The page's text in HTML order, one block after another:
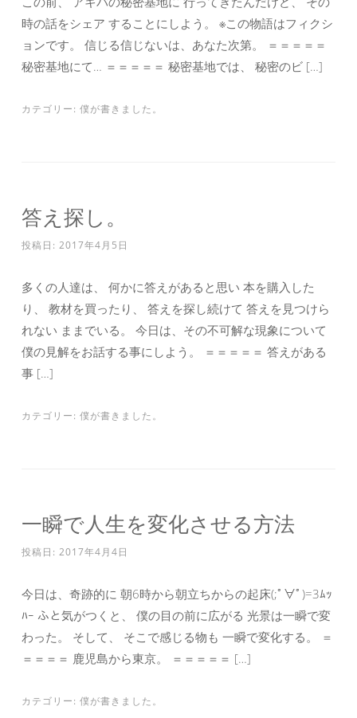
時の話をシェア することにしよう。 ※この物語はフィクシ
ョンです。 信じる信じないは、あなた次第。 ＝＝＝＝＝
秘密基地にて… ＝＝＝＝＝ 秘密基地では、 秘密のビ […]
カテゴリー: 僕が書きました。
答え探し。
投稿日: 2017年4月5日
多くの人達は、 何かに答えがあると思い 本を購入した
り、 教材を買ったり、 答えを探し続けて 答えを見つけら
れない ままでいる。 今日は、その不可解な現象について
僕の見解をお話する事にしよう。 ＝＝＝＝＝ 答えがある
事 […]
カテゴリー: 僕が書きました。
一瞬で人生を変化させる方法
投稿日: 2017年4月4日
今日は、奇跡的に 朝6時から朝立ちからの起床(;ﾟ∀ﾟ)=3ﾑｯ
ﾊｰ ふと気がつくと、 僕の目の前に広がる 光景は一瞬で変
わった。 そして、 そこで感じる物も 一瞬で変化する。 ＝
＝＝＝＝ 鹿児島から東京。 ＝＝＝＝＝ […]
カテゴリー: 僕が書きました。